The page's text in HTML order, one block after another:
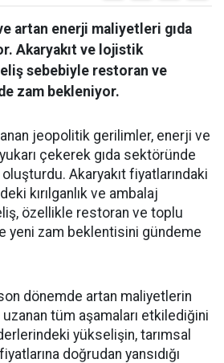
artan enerji maliyetleri gıda
Akaryakıt ve lojistik
sebebiyle restoran ve
zam bekleniyor.
jeopolitik gerilimler, enerji ve
çekerek gıda sektöründe
Akaryakıt fiyatlarındaki
kırılganlık ve ambalaj
özellikle restoran ve toplu
yeni zam beklentisini gündeme
dönemde artan maliyetlerin
tüm aşamaları etkilediğini
yükselişin, tarımsal
doğrudan yansıdığı